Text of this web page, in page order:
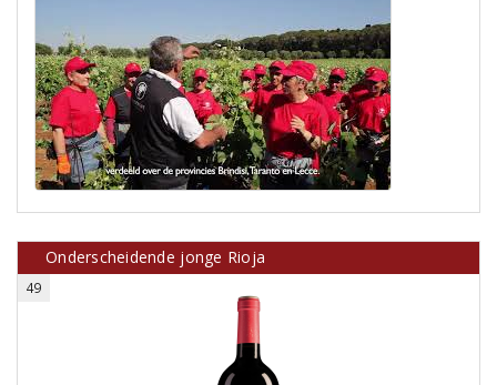
Onderscheidende jonge Rioja
49